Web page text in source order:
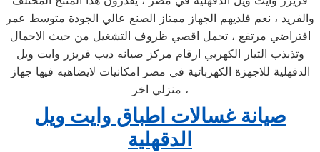
والفريد ، نعم فلديهم الجهاز ممتاز الصنع عالي الجودة متوسط عمر
افتراضي مرتفع ، تحمل اقصي ظروف التشغيل من حيث الاحمال
وتذبذب التيار الكهربي ارقام مركز صيانه ديب فريزر وايت ويل
الدقهلية للاجهزة الكهربائية في مصر امكانيات لايضاهيه فيها جهاز
منزلي اخر ،
صيانة غسالات اطباق وايت ويل
الدقهلية